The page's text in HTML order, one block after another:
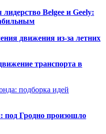
Belgee и Geely:
движения из-за летних
транспорта в
подборка идей
под Гродно произошло